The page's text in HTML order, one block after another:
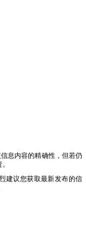
息内容的精确性，但若仍
建议您获取最新发布的信